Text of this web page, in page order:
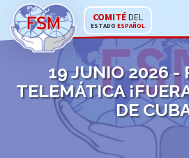
COMITÉDEL
ESTADO ESPAÑOL
19 JUNIO 2026 -
TELEMÁTICA
DE